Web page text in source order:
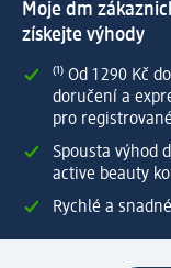
Moje dm
získejte výhody
⁽¹⁾ Od 1 290
doručení a
pro
Spousta výhod
active beauty
Rychlé a